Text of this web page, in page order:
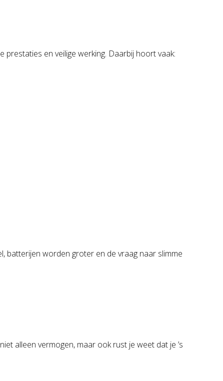
en veilige werking. Daarbij hoort vaak:
batterijen worden groter en de vraag naar slimme
alleen vermogen, maar ook rust je weet dat je ’s